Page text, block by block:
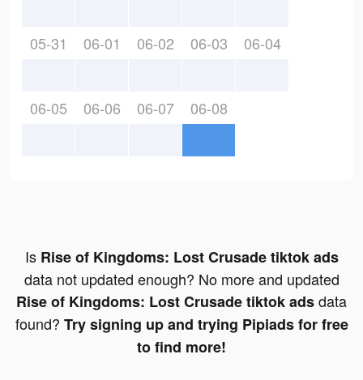
05-31 06-01 06-02 06-03 06-04
06-05 06-06 06-07 06-08
Is Rise of Kingdoms: Lost Crusade tiktok ads
data not updated enough? No more and updated
Rise of Kingdoms: Lost Crusade tiktok adsdata
found? Try signing up and trying Pipiads for free
to find more!